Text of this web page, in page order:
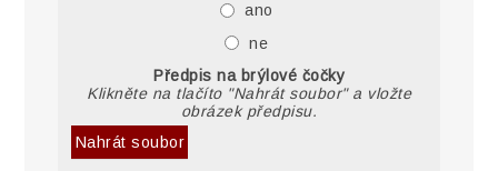
ano
ne
Předpis na brýlové čočky
Klikněte na tlačíto "Nahrát soubor" a vložte
obrázek předpisu.
Nahrát soubor